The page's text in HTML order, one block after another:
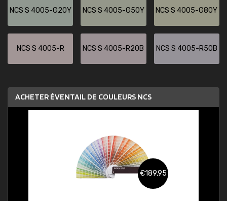
NCS S 4005-G20Y NCS S 4005-G50Y NCS S 4005-G80Y
NCS S 4005-R NCS S 4005-R20B NCS S 4005-R50B
ACHETER ÉVENTAIL DE COULEURS NCS
€189,95